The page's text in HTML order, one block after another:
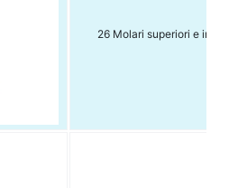
26 Molari superiori e